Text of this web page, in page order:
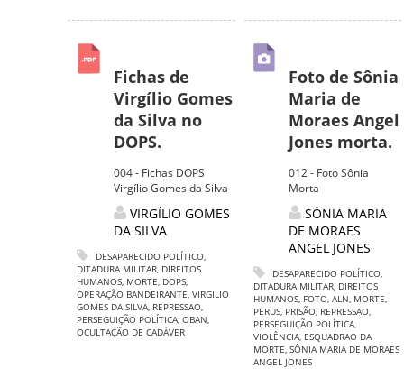
Fichas de
Virgílio Gomes
da Silva no
DOPS.
004 - Fichas DOPS
Virgílio Gomes da Silva
VIRGÍLIO GOMES
DA SILVA
DESAPARECIDO POLÍTICO,
DITADURA MILITAR, DIREITOS
HUMANOS, MORTE, DOPS,
OPERAÇÃO BANDEIRANTE, VIRGILIO
GOMES DA SILVA, REPRESSAO,
PERSEGUIÇÃO POLÍTICA, OBAN,
OCULTAÇÃO DE CADÁVER
Foto de Sônia
Maria de
Moraes Angel
Jones morta.
012 - Foto Sônia
Morta
SÔNIA MARIA
DE MORAES
ANGEL JONES
DESAPARECIDO POLÍTICO,
DITADURA MILITAR, DIREITOS
HUMANOS, FOTO, ALN, MORTE,
PERUS, PRISÃO, REPRESSAO,
PERSEGUIÇÃO POLÍTICA,
VIOLÊNCIA, ESQUADRAO DA
MORTE, SÔNIA MARIA DE MORAES
ANGEL JONES